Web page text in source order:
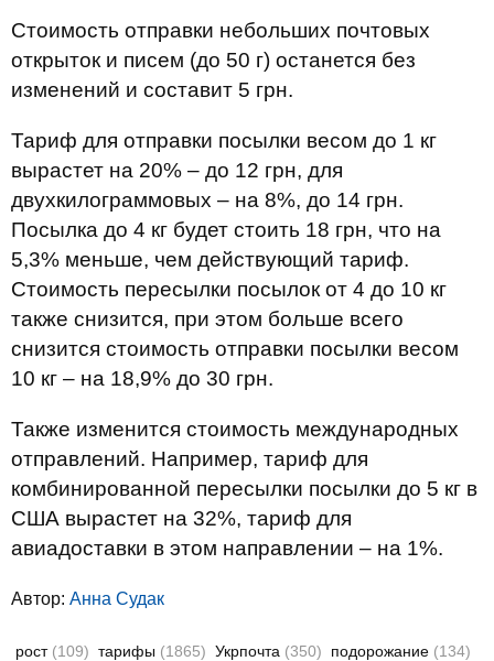
Стоимость отправки небольших почтовых
открыток и писем (до 50 г) останется без
изменений и составит 5 грн.
Тариф для отправки посылки весом до 1 кг
вырастет на 20% – до 12 грн, для
двухкилограммовых – на 8%, до 14 грн.
Посылка до 4 кг будет стоить 18 грн, что на
5,3% меньше, чем действующий тариф.
Стоимость пересылки посылок от 4 до 10 кг
также снизится, при этом больше всего
снизится стоимость отправки посылки весом
10 кг – на 18,9% до 30 грн.
Также изменится стоимость международных
отправлений. Например, тариф для
комбинированной пересылки посылки до 5 кг в
США вырастет на 32%, тариф для
авиадоставки в этом направлении – на 1%.
Автор: Анна Судак
рост (109) тарифы (1865) Укрпочта (350) подорожание (134)